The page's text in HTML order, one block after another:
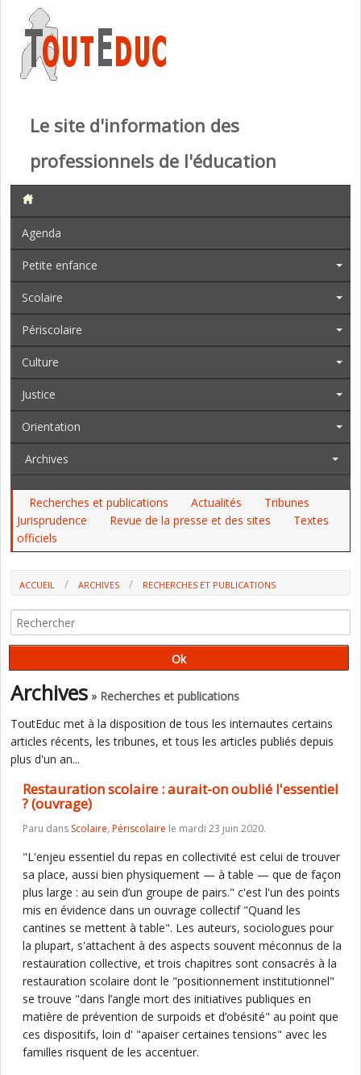
Le site d'information des
professionnels de l'éducation
Agenda
Petite enfance
Scolaire
Périscolaire
Culture
Justice
Orientation
Archives
Recherches et publications Actualités
Tribunes
Jurisprudence
Revue de la presse et des sites
Textes
officiels
ACCUEIL ARCHIVES
RECHERCHES ET PUBLICATIONS
(OUVRAGE)
Archives » Recherches et publications
ToutEduc met à la disposition de tous les internautes certains
articles récents, les tribunes, et tous les articles publiés depuis
plus d'un an...
Restauration scolaire : aurait-on oublié l'essentiel
? (ouvrage)
Paru dans Scolaire, Périscolaire le mardi 23 juin 2020.
"L'enjeu essentiel du repas en collectivité est celui de trouver
sa place, aussi bien physiquement — à table — que de façon
plus large : au sein d’un groupe de pairs." c'est l'un des points
mis en évidence dans un ouvrage collectif "Quand les
cantines se mettent à table". Les auteurs, sociologues pour
la plupart, s'attachent à des aspects souvent méconnus de la
restauration collective, et trois chapitres sont consacrés à la
restauration scolaire dont le "positionnement institutionnel"
se trouve "dans l’angle mort des initiatives publiques en
matière de prévention de surpoids et d’obésité" au point que
ces dispositifs, loin d' "apaiser certaines tensions" avec les
familles risquent de les accentuer.